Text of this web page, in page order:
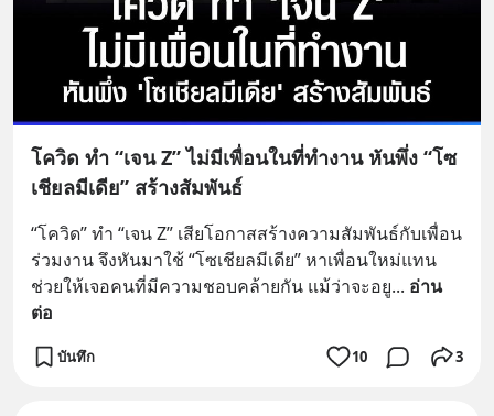
โควิด ทำ “เจน Z” ไม่มีเพื่อนในที่ทำงาน หันพึ่ง “โซ
เชียลมีเดีย” สร้างสัมพันธ์
“โควิด” ทำ “เจน Z” เสียโอกาสสร้างความสัมพันธ์กับเพื่อน
ร่วมงาน จึงหันมาใช้ “โซเชียลมีเดีย” หาเพื่อนใหม่แทน
ช่วยให้เจอคนที่มีความชอบคล้ายกัน แม้ว่าจะอยู... อ่าน
ต่อ
บันทึก 10 3